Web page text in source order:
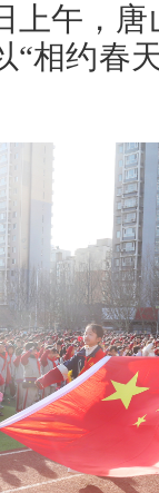
上午，
相约春